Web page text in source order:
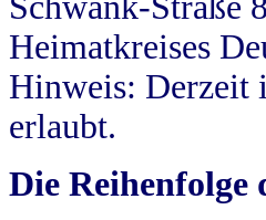
Heimatkreises
Hinweis: Derzeit
erlaubt.
Die Reihenfolge